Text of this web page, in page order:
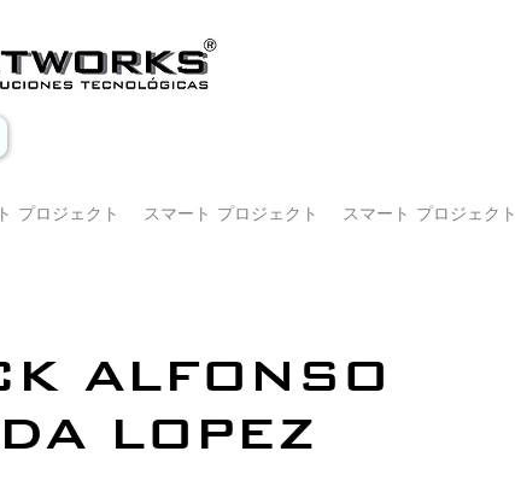
プロジェクト スマート プロジェクト スマート プロジェクト
ALFONSO
LOPEZ